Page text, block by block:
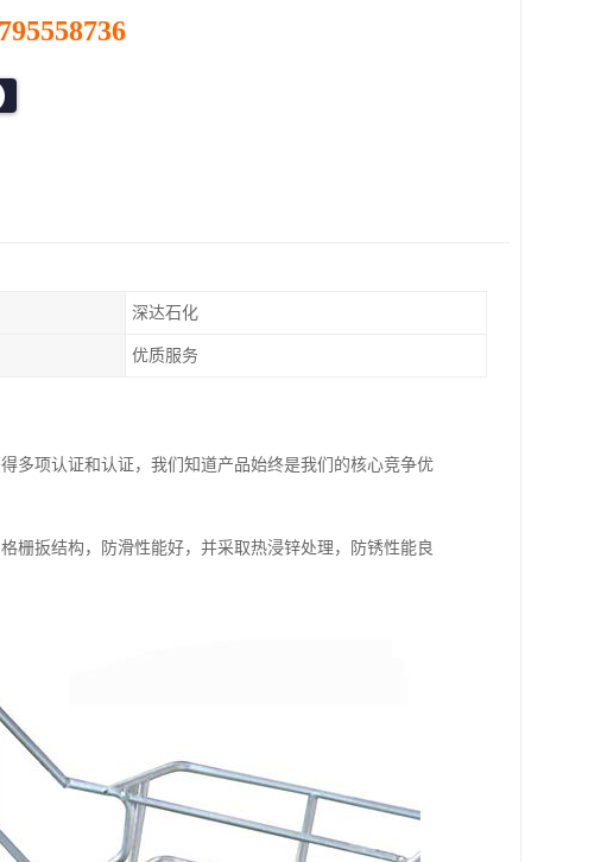
深达石化
优质服务
多项认证和认证，我们知道产品始终是我们的核心竞争优
栅扳结构，防滑性能好，并采取热浸锌处理，防锈性能良